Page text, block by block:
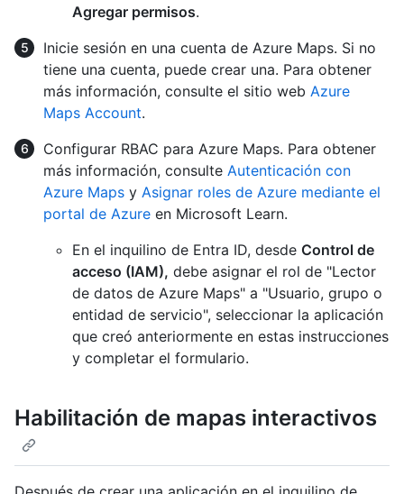
Agregar permisos.
Inicie sesión en una cuenta de Azure Maps. Si no
tiene una cuenta, puede crear una. Para obtener
más información, consulte el sitio web Azure
Maps Account.
Configurar RBAC para Azure Maps. Para obtener
más información, consulte Autenticación con
Azure Maps y Asignar roles de Azure mediante el
portal de Azure en Microsoft Learn.
En el inquilino de Entra ID, desde Control de
acceso (IAM), debe asignar el rol de "Lector
de datos de Azure Maps" a "Usuario, grupo o
entidad de servicio", seleccionar la aplicación
que creó anteriormente en estas instrucciones
y completar el formulario.
Habilitación de mapas interactivos